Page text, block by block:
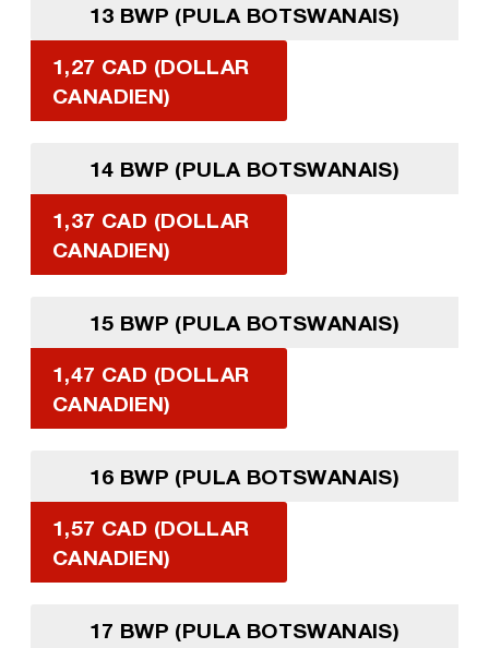
13 BWP (PULA BOTSWANAIS)
1,27 CAD (DOLLAR
CANADIEN)
14 BWP (PULA BOTSWANAIS)
1,37 CAD (DOLLAR
CANADIEN)
15 BWP (PULA BOTSWANAIS)
1,47 CAD (DOLLAR
CANADIEN)
16 BWP (PULA BOTSWANAIS)
1,57 CAD (DOLLAR
CANADIEN)
17 BWP (PULA BOTSWANAIS)